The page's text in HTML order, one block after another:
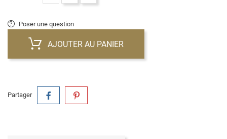
Poser une question
AJOUTER AU PANIER
Partager